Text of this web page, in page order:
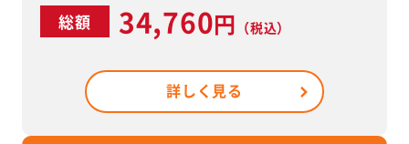
総額 34,760円 （税込）
詳しく見る